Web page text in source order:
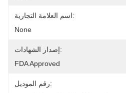
اسم العلامة التجارية:
None
إصدار الشهادات:
FDA Approved
رقم الموديل: